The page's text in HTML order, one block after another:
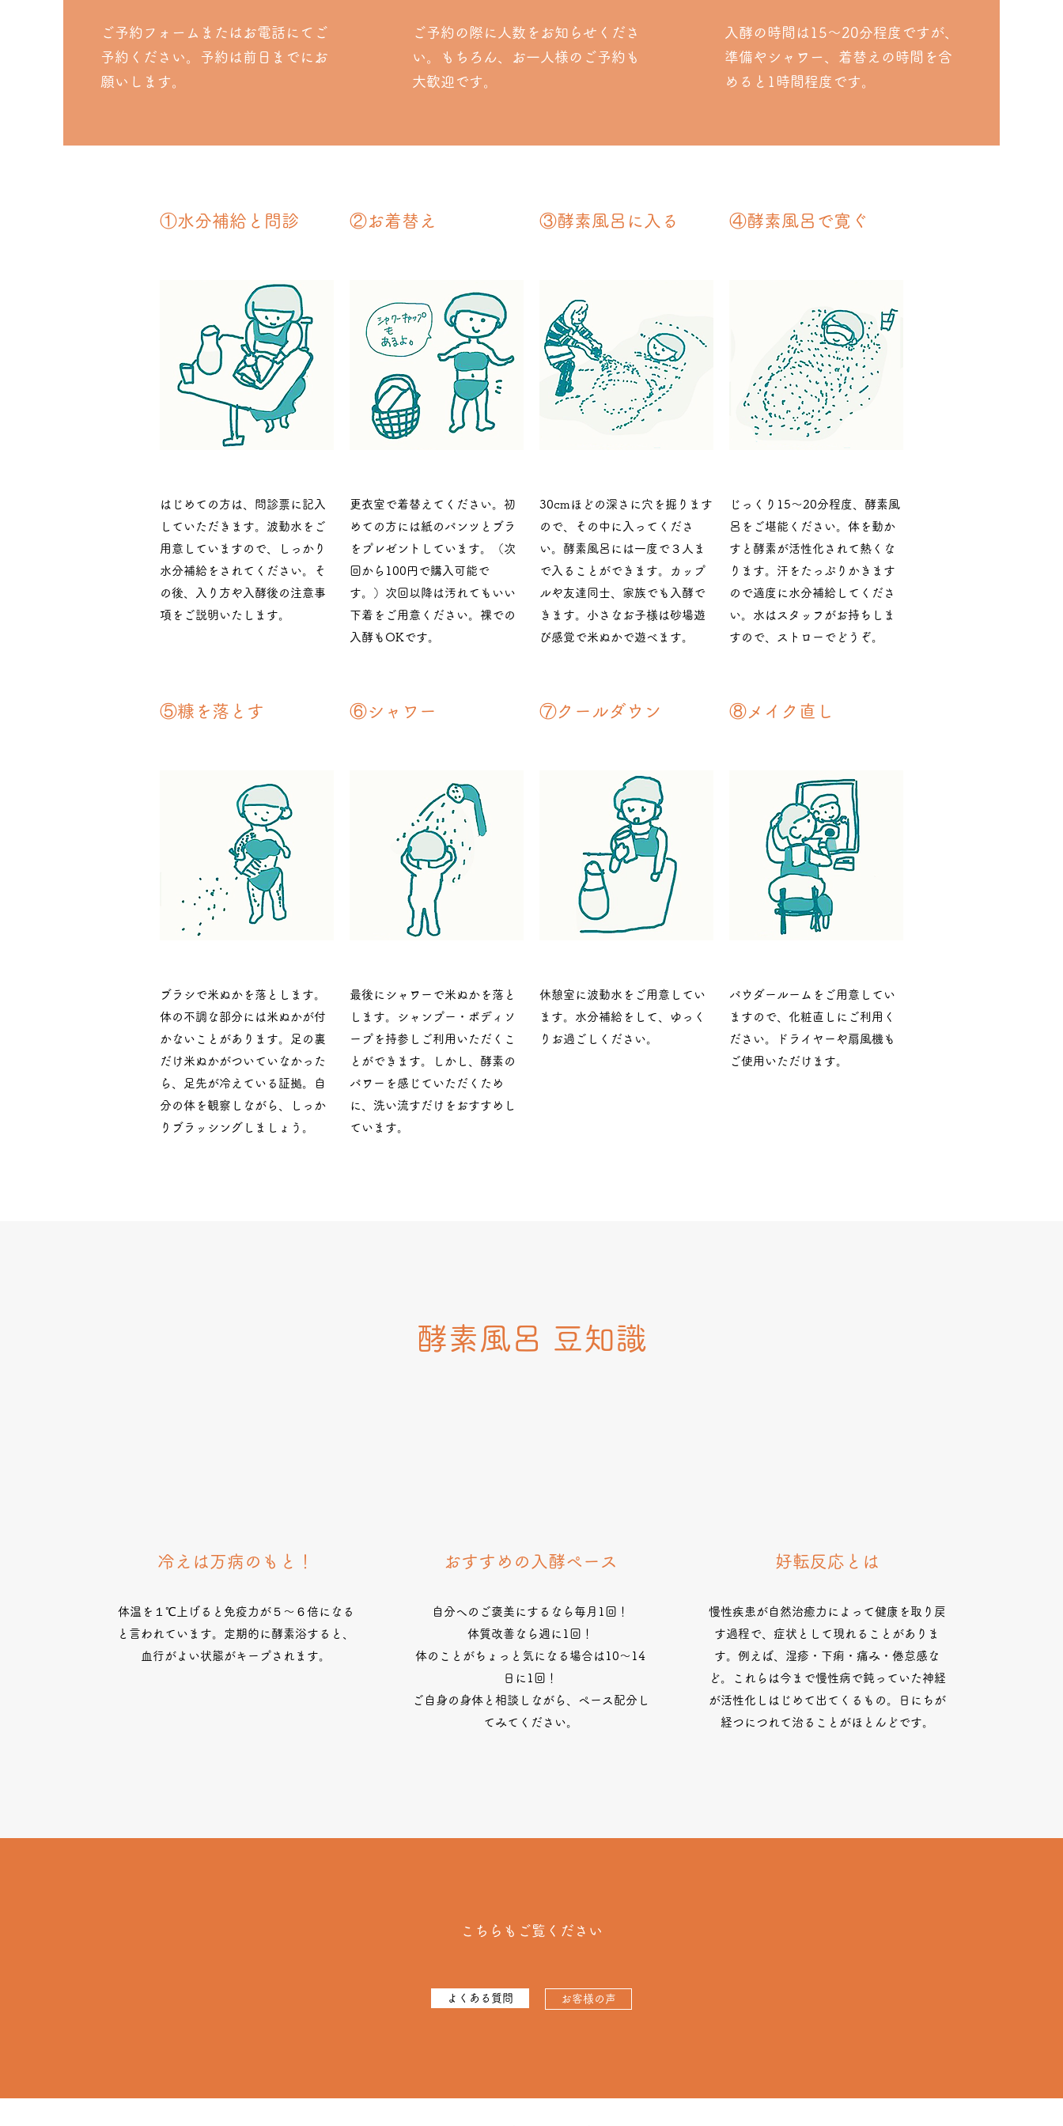
ご予約フォームまたはお電話にてご
予約ください。予約は前日までにお
願いします。
ご予約の際に人数をお知らせくださ
い。もちろん、お一人様のご予約も
大歓迎です。
入酵の時間は15〜20分程度ですが、
準備やシャワー、着替えの時間を含
めると1時間程度です。
①水分補給と問診 ②お着替え ③酵素風呂に入る ④酵素風呂で寛ぐ
​​はじめての方は、問診票に記入
していただきます。波動水をご
用意していますので、しっかり
水分補給をされてください。そ
の後、入り方や入酵後の注意事
項をご説明いたします。
更衣室で着替えてください。初
めての方には紙のパンツとブラ
をプレゼントしています。（次
回から100円で購入可能で
す。）次回以降は汚れてもいい
下着をご用意ください。裸での
入酵もOKです。
30cmほどの深さに穴を掘ります
ので、その中に入ってくださ
い。酵素風呂には一度で３人ま
で入ることができます。カップ
ルや友達同士、家族でも入酵で
きます。小さなお子様は砂場遊
び感覚で米ぬかで遊べます。
じっくり15〜20分程度、酵素風
呂をご堪能ください。体を動か
すと酵素が活性化されて熱くな
ります。汗をたっぷりかきます
ので適度に水分補給してくださ
い。水はスタッフがお持ちしま
すので、ストローでどうぞ。
⑤糠を落とす ​⑥シャワー ⑦クールダウン ​⑧メイク直し
ブラシで米ぬかを落とします。
体の不調な部分には米ぬかが付
かないことがあります。足の裏
だけ米ぬかがついていなかった
ら、足先が冷えている証拠。自
分の体を観察しながら、しっか
りブラッシングしましょう。
​最後にシャワーで米ぬかを落と
します。シャンプー・ボディソ
ープを持参しご利用いただくこ
とができます。しかし、酵素の
パワーを感じていただくため
に、洗い流すだけをおすすめし
ています。
休憩室に波動水をご用意してい
ます。水分補給をして、ゆっく
りお過ごしください。
パウダールームをご用意してい
ますので、化粧直しにご利用く
ださい。ドライヤーや扇風機も
ご使用いただけます。
酵素風呂 豆知識
​冷えは万病のもと！
体温を１℃上げると免疫力が５〜６倍になる
と言われています。定期的に酵素浴すると、
血行がよい状態がキープされます。
おすすめの入酵ペース
自分へのご褒美にするなら毎月1回！
体質改善なら週に1回！
体のことがちょっと気になる場合は10〜14
日に1回！
ご自身の身体と相談しながら、ペース配分し
てみてください。
好転反応とは
慢性疾患が自然治癒力によって健康を取り戻
す過程で、症状として現れることがありま
す。例えば、湿疹・下痢・痛み・倦怠感な
ど。これらは今まで慢性病で鈍っていた神経
が活性化しはじめて出てくるもの。日にちが
経つにつれて治ることがほとんどです。
こちらもご覧ください
よくある質問 お客様の声